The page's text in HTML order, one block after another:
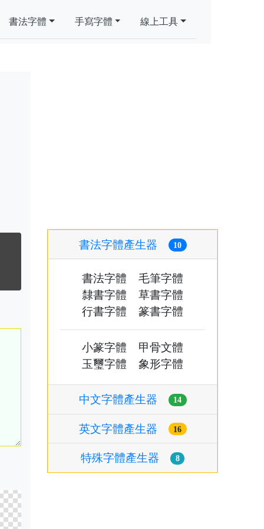
書法字體 手寫字體 線上工具
書法字體產生器 10
書法字體
毛筆字體
隸書字體
草書字體
行書字體
篆書字體
小篆字體
甲骨文體
玉璽字體
象形字體
中文字體產生器 14
英文字體產生器 16
特殊字體產生器 8